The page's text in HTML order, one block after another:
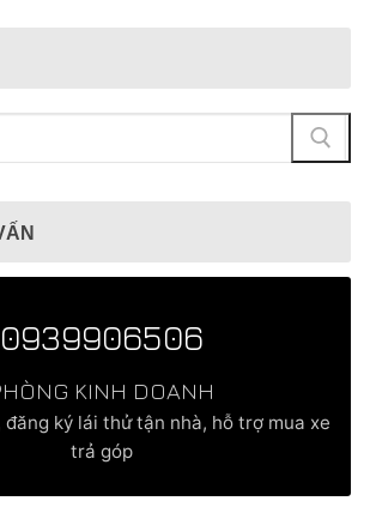
0939906506
KINH DOANH
đăng ký lái thử tận nhà, hỗ trợ mua xe
trả góp